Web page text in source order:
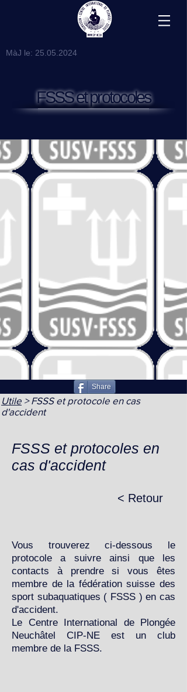
MàJ le: 25.05.2024
FSSS et protocoles
Share
Utile > FSSS et protocole en cas
d'accident
FSSS et protocoles en
cas d'accident
< Retour
Vous trouverez ci-dessous le
protocole a suivre ainsi que les
contacts à prendre si vous êtes
membre de la fédération suisse des
sport subaquatiques ( FSSS ) en cas
d'accident.
Le Centre International de Plongée
Neuchâtel CIP-NE est un club
membre de la FSSS.